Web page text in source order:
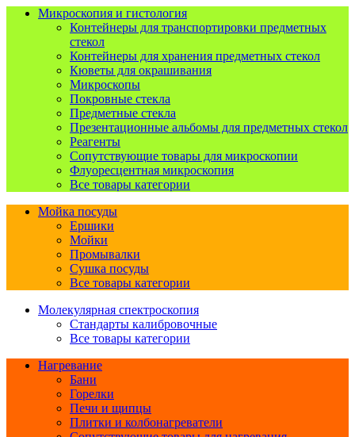
Микроскопия и гистология
Контейнеры для транспортировки предметных
стекол
Контейнеры для хранения предметных стекол
Кюветы для окрашивания
Микроскопы
Покровные стекла
Предметные стекла
Презентационные альбомы для предметных стекол
Реагенты
Сопутствующие товары для микроскопии
Флуоресцентная микроскопия
Все товары категории
Мойка посуды
Ершики
Мойки
Промывалки
Сушка посуды
Все товары категории
Молекулярная спектроскопия
Стандарты калибровочные
Все товары категории
Нагревание
Бани
Горелки
Печи и щипцы
Плитки и колбонагреватели